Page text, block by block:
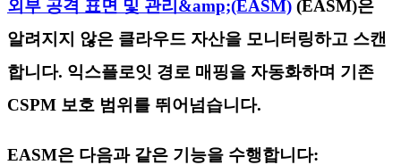
외부 공격 표면 및 관리&amp;(EASM) (EASM)은
알려지지 않은 클라우드 자산을 모니터링하고 스캔
합니다. 익스플로잇 경로 매핑을 자동화하며 기존
CSPM 보호 범위를 뛰어넘습니다.
EASM은 다음과 같은 기능을 수행합니다: